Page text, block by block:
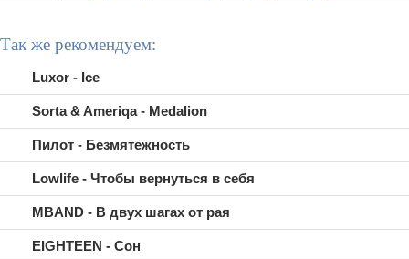
Так же рекомендуем:
Luxor - Ice
Sorta & Ameriqa - Medalion
Пилот - Безмятежность
Lowlife - Чтобы вернуться в себя
MBAND - В двух шагах от рая
EIGHTEEN - Сон